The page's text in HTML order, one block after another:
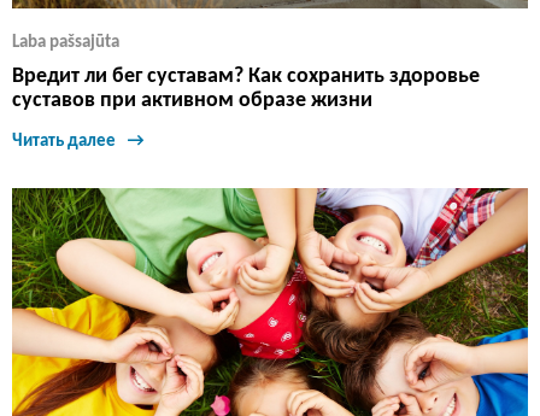
Laba pašsajūta
Вредит ли бег суставам? Как сохранить здоровье
суставов при активном образе жизни
Читать далее